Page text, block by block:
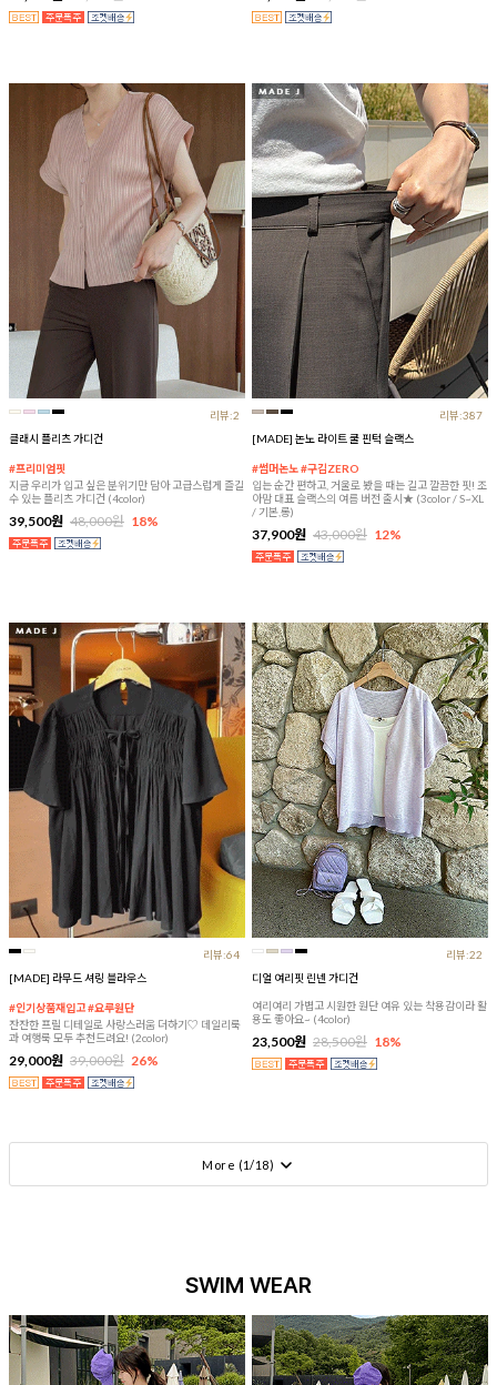
리뷰:2
클래시 플리츠 가디건
#프리미엄핏
지금 우리가 입고 싶은 분위기만 담아 고급스럽게 즐길
수 있는 플리츠 가디건 (4color)
39,500원 48,000원 18%
리뷰:387
[MADE] 논노 라이트 쿨 핀턱 슬랙스
#썸머논노 #구김ZERO
입는 순간 편하고, 거울로 봤을 때는 길고 깔끔한 핏! 조
아맘 대표 슬랙스의 여름 버전 출시★ (3color / S~XL
/ 기본,롱)
37,900원 43,000원 12%
리뷰:64
[MADE] 라무드 셔링 블라우스
#인기상품재입고 #요루원단
잔잔한 프릴 디테일로 사랑스러움 더하기♡ 데일리룩
과 여행룩 모두 추천드려요! (2color)
29,000원 39,000원 26%
리뷰:22
디얼 여리핏 린넨 가디건
여리여리 가볍고 시원한 원단 여유 있는 착용감이라 활
용도 좋아요~ (4color)
23,500원 28,500원 18%
More (1/18)
SWIM WEAR